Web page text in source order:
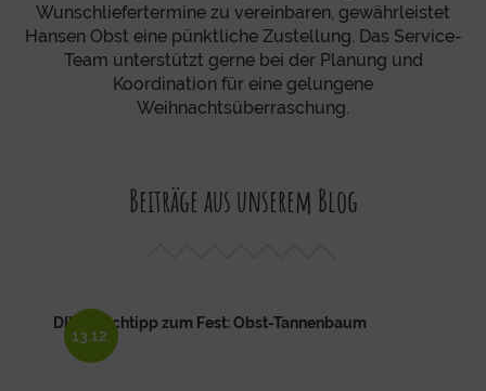
Wunschliefertermine zu vereinbaren, gewährleistet
Hansen Obst eine pünktliche Zustellung. Das Service-
Team unterstützt gerne bei der Planung und
Koordination für eine gelungene
Weihnachtsüberraschung.
Beiträge aus unserem Blog
13.12.
DIY-Naschtipp zum Fest: Obst-Tannenbaum